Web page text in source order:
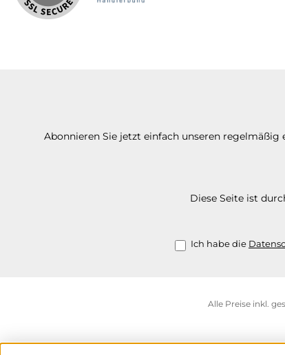
Abonnieren Sie jetzt einfach unseren
Diese Seite ist
Ich habe die
Alle Preise inkl.